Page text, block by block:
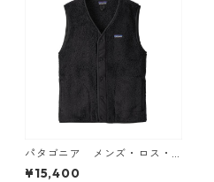
パタゴニア メンズ・ロス・
ガトス・ベスト カラー Black
¥15,400